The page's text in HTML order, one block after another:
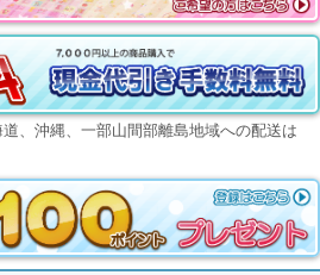
、沖縄、一部山間部離島地域への配送は